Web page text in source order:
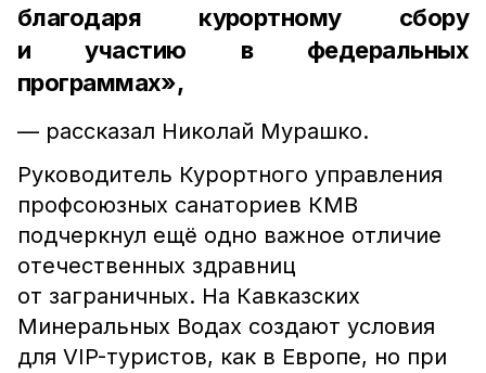
благодаря курортному сбору
и участию в федеральных
программах»,
— рассказал Николай Мурашко.
Руководитель Курортного управления
профсоюзных санаториев КМВ
подчеркнул ещё одно важное отличие
отечественных здравниц
от заграничных. На Кавказских
Минеральных Водах создают условия
для VIP-туристов, как в Европе, но при